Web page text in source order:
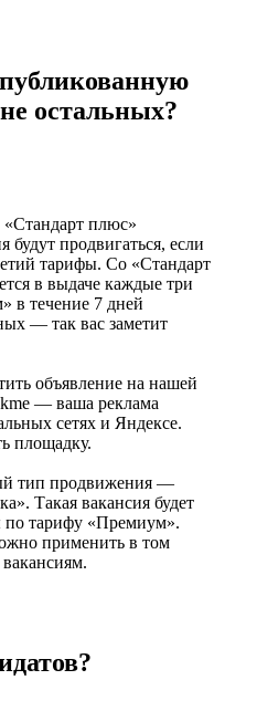
остальных?
плюс»
продвигаться, если
тарифы. Со «Стандарт
в выдаче каждые три
в течение 7 дней
— так вас заметит
объявление на нашей
— ваша реклама
сетях и Яндексе.
площадку.
тип продвижения —
Такая вакансия будет
тарифу «Премиум».
применить в том